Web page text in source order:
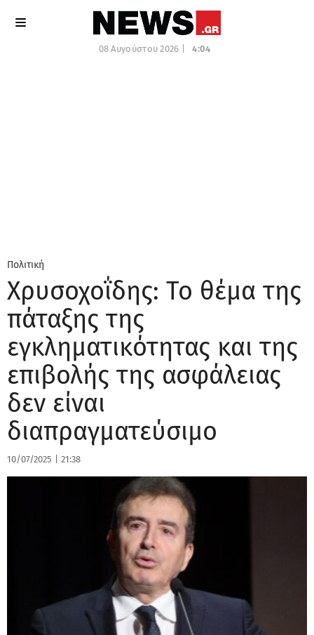
08 Αυγούστου 2026 | 4:04
Πολιτική
Χρυσοχοΐδης: Το θέμα της
πάταξης της
εγκληματικότητας και της
επιβολής της ασφάλειας
δεν είναι
διαπραγματεύσιμο
10/07/2025 21:38